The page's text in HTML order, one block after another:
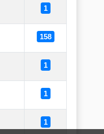
1
158
1
1
1